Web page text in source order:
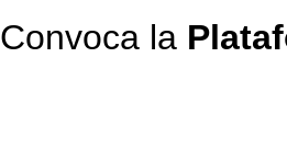
Convoca la